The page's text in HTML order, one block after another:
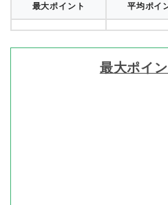
最大ポイント 平均ポイ
最大ポイ